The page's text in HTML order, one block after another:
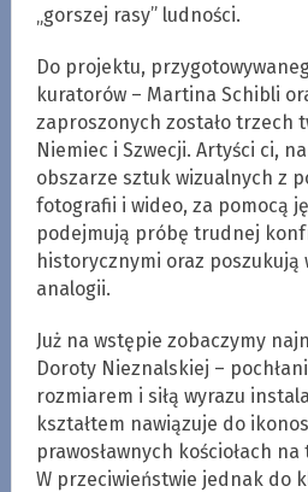
„gorszej rasy” ludności.
Do projektu,
kuratorów – Martina Schibli
zaproszonych zostało trzech
Niemiec i Szwecji. Artyści ci,
obszarze sztuk wizualnych z
fotografii i wideo, za pomocą
podejmują próbę trudnej
historycznymi oraz poszukują
analogii.
Już na wstępie zobaczymy
Doroty Nieznalskiej –
rozmiarem i siłą wyrazu
kształtem nawiązuje do
prawosławnych kościołach
W przeciwieństwie jednak do